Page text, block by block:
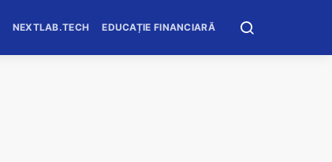
NEXTLAB.TECH EDUCAȚIE FINANCIARĂ